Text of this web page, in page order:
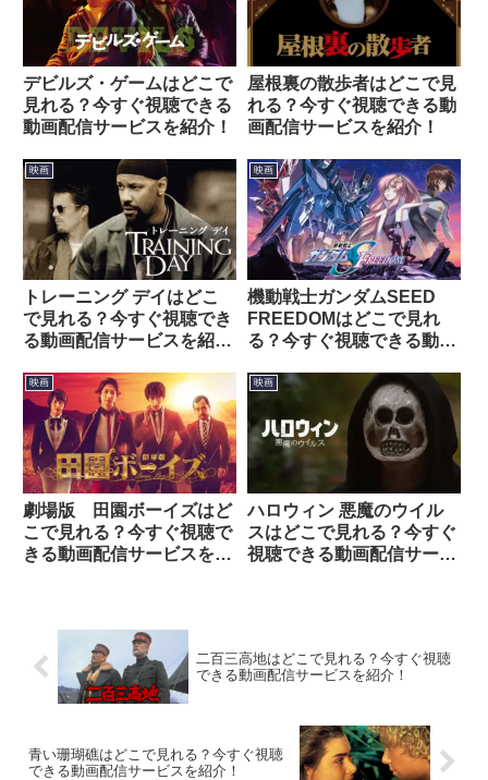
デビルズ・ゲームはどこで
見れる？今すぐ視聴できる
動画配信サービスを紹介！
屋根裏の散歩者はどこで見
れる？今すぐ視聴できる動
画配信サービスを紹介！
映画
トレーニング デイはどこ
で見れる？今すぐ視聴でき
る動画配信サービスを紹
映画
機動戦士ガンダムSEED
FREEDOMはどこで見れ
る？今すぐ視聴できる動画
映画
劇場版 田園ボーイズはど
こで見れる？今すぐ視聴で
きる動画配信サービスを紹
映画
ハロウィン 悪魔のウイル
スはどこで見れる？今すぐ
視聴できる動画配信サービ
二百三高地はどこで見れる？今すぐ視聴
できる動画配信サービスを紹介！
青い珊瑚礁はどこで見れる？今すぐ視聴
できる動画配信サービスを紹介！